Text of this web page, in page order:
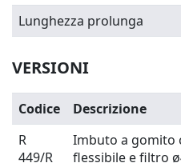
Lunghezza prolunga
VERSIONI
Codice Descrizione
R
449/R
Imbuto a gomito
flessibile e filtro